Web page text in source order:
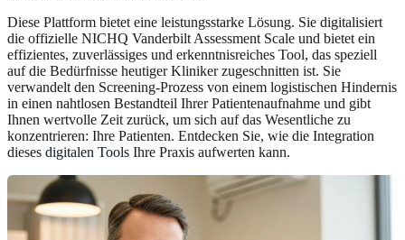
Diese Plattform bietet eine leistungsstarke Lösung. Sie digitalisiert
die offizielle NICHQ Vanderbilt Assessment Scale und bietet ein
effizientes, zuverlässiges und erkenntnisreiches Tool, das speziell
auf die Bedürfnisse heutiger Kliniker zugeschnitten ist. Sie
verwandelt den Screening-Prozess von einem logistischen Hindernis
in einen nahtlosen Bestandteil Ihrer Patientenaufnahme und gibt
Ihnen wertvolle Zeit zurück, um sich auf das Wesentliche zu
konzentrieren: Ihre Patienten. Entdecken Sie, wie die Integration
dieses digitalen Tools Ihre Praxis aufwerten kann.